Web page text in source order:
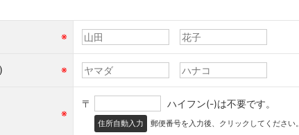
※
※
※
〒 ハイフン(-)は不要です。
住所自動入力 郵便番号を入力後、クリックしてください。